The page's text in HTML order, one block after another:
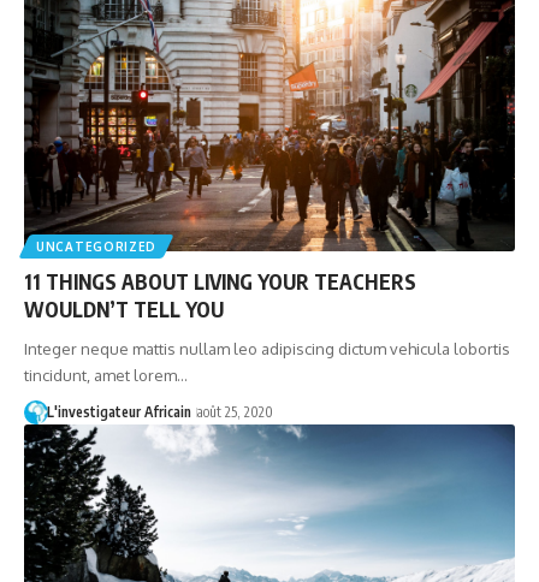
UNCATEGORIZED
11 THINGS ABOUT LIVING YOUR TEACHERS
WOULDN’T TELL YOU
Integer neque mattis nullam leo adipiscing dictum vehicula lobortis
tincidunt, amet lorem…
L'investigateur Africain août 25, 2020